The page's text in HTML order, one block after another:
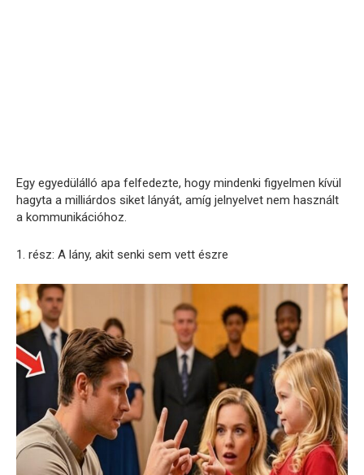
Egy egyedülálló apa felfedezte, hogy mindenki figyelmen kívül
hagyta a milliárdos siket lányát, amíg jelnyelvet nem használt
a kommunikációhoz.
1. rész: A lány, akit senki sem vett észre